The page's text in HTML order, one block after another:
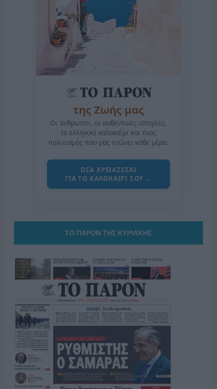
της Ζωής μας
Οι άνθρωποι, οι αυθεντικές ιστορίες,
το ελληνικό καλοκαίρι και ένας
πολιτισμός που μας ενώνει κάθε μέρα.
ΟΣΑ ΧΡΕΙΑΖΕΣΑΙ
ΓΙΑ ΤΟ ΚΑΛΟΚΑΙΡΙ ΣΟΥ →
ΤΟ ΠΑΡΟΝ ΤΗΣ ΚΥΡΙΑΚΗΣ